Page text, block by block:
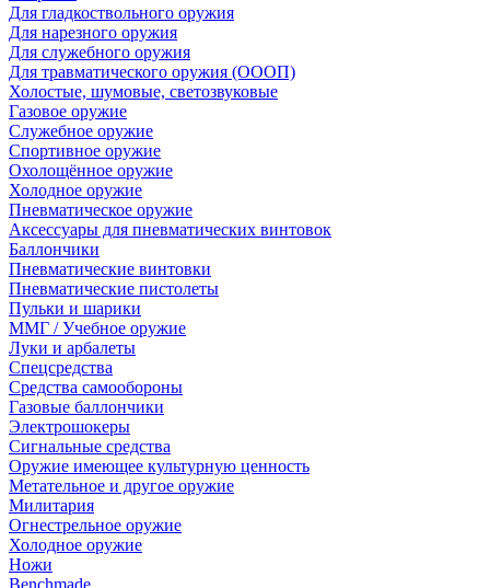
Для гладкоствольного оружия
Для нарезного оружия
Для служебного оружия
Для травматического оружия (ОООП)
Холостые, шумовые, светозвуковые
Газовое оружие
Служебное оружие
Спортивное оружие
Охолощённое оружие
Холодное оружие
Пневматическое оружие
Аксессуары для пневматических винтовок
Баллончики
Пневматические винтовки
Пневматические пистолеты
Пульки и шарики
ММГ / Учебное оружие
Луки и арбалеты
Спецсредства
Средства самообороны
Газовые баллончики
Электрошокеры
Сигнальные средства
Оружие имеющее культурную ценность
Метательное и другое оружие
Милитария
Огнестрельное оружие
Холодное оружие
Ножи
Benchmade